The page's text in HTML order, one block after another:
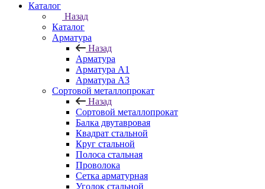
Каталог
Назад
Каталог
Арматура
Назад
Арматура
Арматура A1
Арматура А3
Сортовой металлопрокат
Назад
Сортовой металлопрокат
Балка двутавровая
Квадрат стальной
Круг стальной
Полоса стальная
Проволока
Сетка арматурная
Уголок стальной